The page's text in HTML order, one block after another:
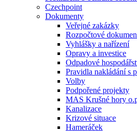
Czechpoint
Dokumenty
Veřejné zakázky
Rozpočtové
Vyhlášky a nařízení
Opravy a investice
Odpadové
Pravidla nakládání s
Volby
Podpořené projekty
MAS Krušné hory
Kanalizace
Krizové situace
Hameráček